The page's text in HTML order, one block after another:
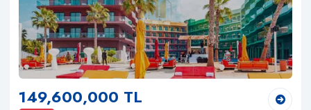
149,600,000 TL